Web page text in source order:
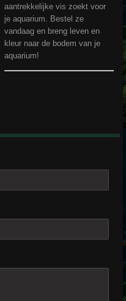
aantrekkelijke vis zoekt voor
je aquarium. Bestel ze
vandaag en breng leven en
kleur naar de bodem van je
aquarium!